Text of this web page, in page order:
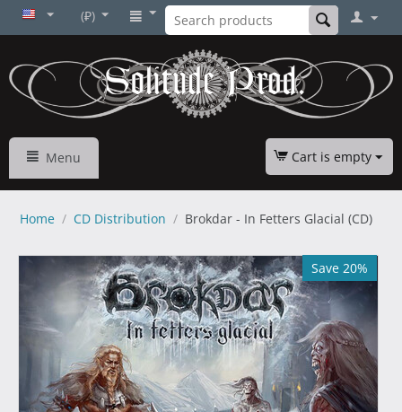
(₽)
Menu Cart is empty
Home / CD Distribution / Brokdar - In Fetters Glacial (CD)
Save 20%